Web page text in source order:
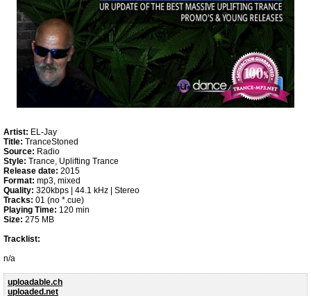
Artist: EL-Jay
Title: TranceStoned
Source: Radio
Style: Trance, Uplifting Trance
Release date: 2015
Format: mp3, mixed
Quality: 320kbps | 44.1 kHz | Stereo
Tracks: 01 (no *.cue)
Playing Time: 120 min
Size: 275 MB
Tracklist:
n/a
uploadable.ch
uploaded.net